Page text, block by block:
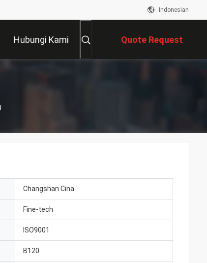
Indonesian
Hubungi Kami Quote Request
Changshan Cina
Fine-tech
ISO9001
B120